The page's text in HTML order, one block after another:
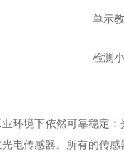
单示
检测
环境下依然可靠稳定：
电传感器。所有的传